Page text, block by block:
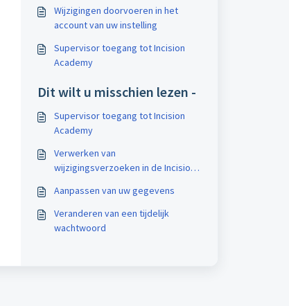
Wijzigingen doorvoeren in het
account van uw instelling
Supervisor toegang tot Incision
Academy
Dit wilt u misschien lezen -
Supervisor toegang tot Incision
Academy
Verwerken van
wijzigingsverzoeken in de Incision
Aanpassen van uw gegevens
Veranderen van een tijdelijk
wachtwoord